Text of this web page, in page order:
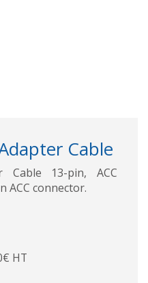
Cable
Cable 13-pin, ACC
ACC connector.
HT